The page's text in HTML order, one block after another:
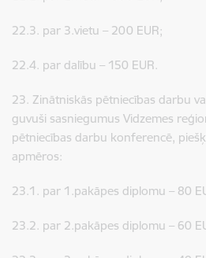
22.3. par 3.vietu – 200 EUR;
22.4. par dalību – 150 EUR.
23. Zinātniskās pētniecības darbu
guvuši sasniegumus Vidzemes
pētniecības darbu konferencē,
apmēros:
23.1. par 1.pakāpes diplomu – 80
23.2. par 2.pakāpes diplomu – 60